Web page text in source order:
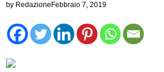
by Redazione Febbraio 7, 2019